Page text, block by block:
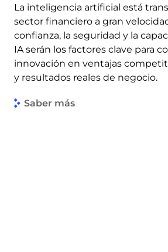
La inteligencia artificial está
sector financiero a gran
confianza, la seguridad y la
IA serán los factores clave para
innovación en ventajas
y resultados reales de negocio.
Saber más